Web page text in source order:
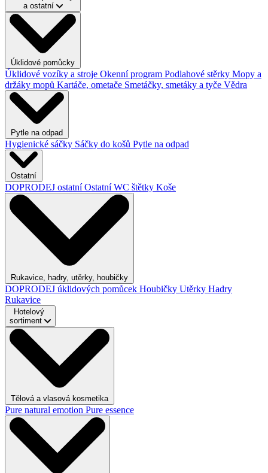
a ostatní
Úklidové pomůcky
Úklidové vozíky a stroje Okenní program Podlahové stěrky Mopy a
držáky mopů Kartáče, ometače Smetáčky, smetáky a tyče Vědra
Pytle na odpad
Hygienické sáčky Sáčky do košů Pytle na odpad
Ostatní
DOPRODEJ ostatníOstatníWC štětky Koše
Rukavice, hadry, utěrky, houbičky
DOPRODEJ úklidových pomůcek Houbičky Utěrky Hadry
Rukavice
Hotelový
sortiment
Tělová a vlasová kosmetika
Pure natural emotion Pure essence